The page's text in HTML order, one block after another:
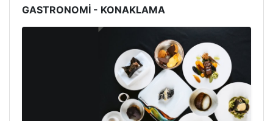
GASTRONOMİ - KONAKLAMA